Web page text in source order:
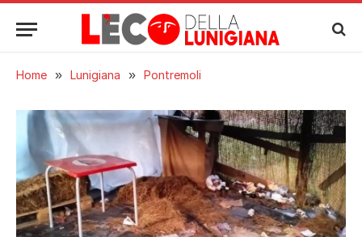
Home » Lunigiana » Pontremoli